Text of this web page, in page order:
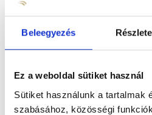
Beleegyezés
Ez a weboldal sütiket használ
Sütiket használunk a tartalmak
szabásához, közösségi
precíz hegyével tökéletes
felveheted vele.